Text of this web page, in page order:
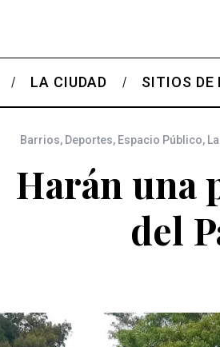
LA CIUDAD SITIOS DE
Barrios, Deportes, Espacio Público,
Harán una
del